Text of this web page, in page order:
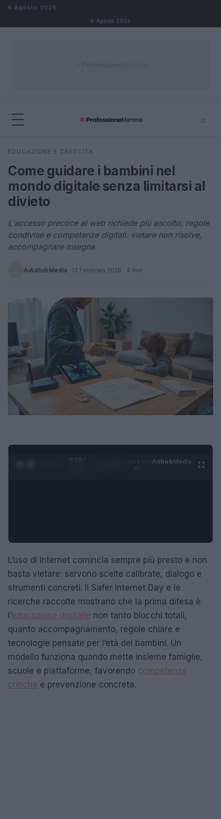
Salta al contenuto
6 Agosto 2026
6 Agosto 2026
⌕
Cerca
EDUCAZIONE E CRESCITA
Come guidare i bambini nel
mondo digitale senza limitarsi al
divieto
L'accesso precoce al web richiede più ascolto, regole
condivise e competenze digitali: vietare non risolve,
accompagnare insegna.
AiAdhubMedia · 13 Febbraio 2026 · 4 min
0:29 /
AdhubMedia
L’uso di internet comincia sempre più presto e non
basta vietare: servono scelte calibrate, dialogo e
strumenti concreti. Il Safer Internet Day e le
ricerche raccolte mostrano che la prima difesa è
l’educazione digitale: non tanto blocchi totali,
quanto accompagnamento, regole chiare e
tecnologie pensate per l’età dei bambini. Un
modello funziona quando mette insieme famiglie,
scuole e piattaforme, favorendo competenze
critiche e prevenzione concreta.